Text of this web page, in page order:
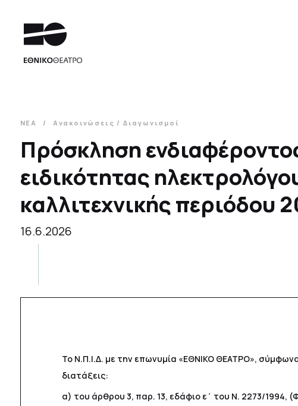
ΝΕΑ Ανακοινώσεις / Διαγωνισμοί
Πρόσκληση
ειδικότητας
καλλιτεχνικής περιόδου
16.6.2026
Το Ν.Π.Ι.Δ. με την επωνυμία «ΕΘΝΙΚΟ ΘΕΑΤΡΟ»,
διατάξεις:
α) του άρθρου 3, παρ. 13, εδάφιο ε΄ του Ν. 2273/1994,